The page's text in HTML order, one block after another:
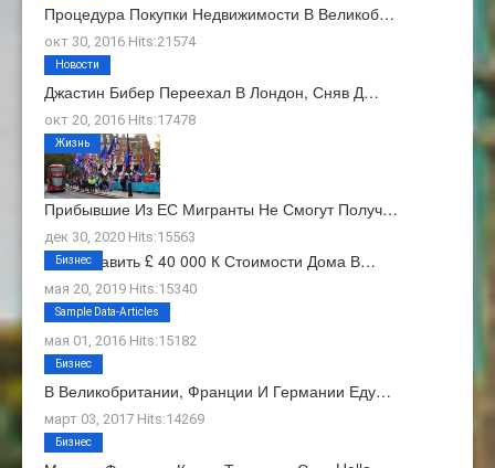
Процедура Покупки Недвижимости В Великоб…
окт 30, 2016 Hits:21574
Джастин Бибер Переехал В Лондон, Сняв Д…
окт 20, 2016 Hits:17478
Новости
Прибывшие Из ЕС Мигранты Не Смогут Получ…
дек 30, 2020 Hits:15563
Жизнь
Как Добавить £ 40 000 К Стоимости Дома В…
мая 20, 2019 Hits:15340
Бизнес
О Нас
мая 01, 2016 Hits:15182
Sample Data-Articles
В Великобритании, Франции И Германии Еду…
март 03, 2017 Hits:14269
Бизнес
Бизнес